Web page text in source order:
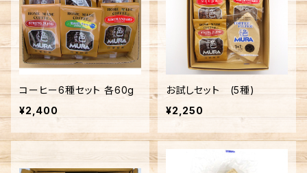
コーヒー6種セット 各60g
¥2,400
お試しセット (5種)
¥2,250